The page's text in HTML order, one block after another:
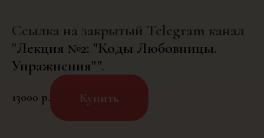
Ссылка на закрытый Telegram канал
"Лекция №2: "Коды Любовницы.
Упражнения"".
13000 р. Купить